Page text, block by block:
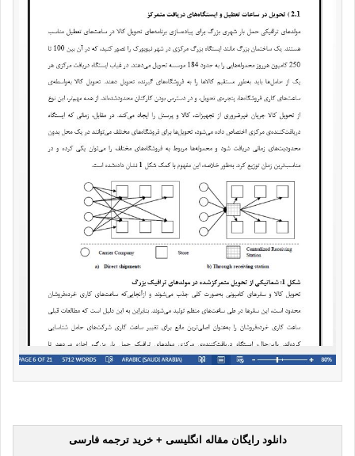
دانلود رایگان مقاله انگلیسی + خرید ترجمه فارسی